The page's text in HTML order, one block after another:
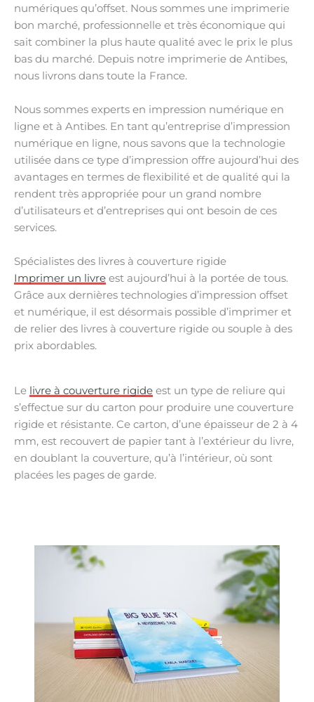
numériques qu’offset. Nous sommes une imprimerie
bon marché, professionnelle et très économique qui
sait combiner la plus haute qualité avec le prix le plus
bas du marché. Depuis notre imprimerie de Antibes,
nous livrons dans toute la France.
Nous sommes experts en impression numérique en
ligne et à Antibes. En tant qu’entreprise d’impression
numérique en ligne, nous savons que la technologie
utilisée dans ce type d’impression offre aujourd’hui des
avantages en termes de flexibilité et de qualité qui la
rendent très appropriée pour un grand nombre
d’utilisateurs et d’entreprises qui ont besoin de ces
services.
Spécialistes des livres à couverture rigide
Imprimer un livre est aujourd’hui à la portée de tous.
Grâce aux dernières technologies d’impression offset
et numérique, il est désormais possible d’imprimer et
de relier des livres à couverture rigide ou souple à des
prix abordables.
Le livre à couverture rigide est un type de reliure qui
s’effectue sur du carton pour produire une couverture
rigide et résistante. Ce carton, d’une épaisseur de 2 à 4
mm, est recouvert de papier tant à l’extérieur du livre,
en doublant la couverture, qu’à l’intérieur, où sont
placées les pages de garde.